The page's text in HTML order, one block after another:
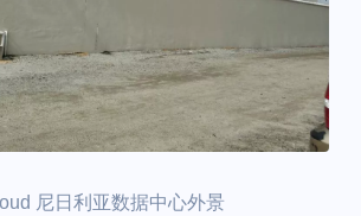
尼日利亚数据中心外景